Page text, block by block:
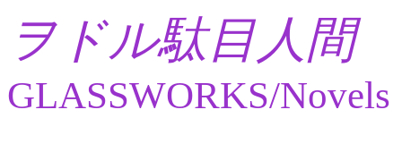
ヲドル駄目人間
GLASSWORKS/Novels